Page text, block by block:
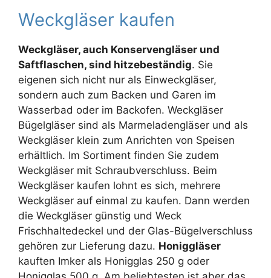
Weckgläser kaufen
Weckgläser, auch Konservengläser und
Saftflaschen, sind hitzebeständig. Sie
eigenen sich nicht nur als Einweckgläser,
sondern auch zum Backen und Garen im
Wasserbad oder im Backofen. Weckgläser
Bügelgläser sind als Marmeladengläser und als
Weckgläser klein zum Anrichten von Speisen
erhältlich. Im Sortiment finden Sie zudem
Weckgläser mit Schraubverschluss. Beim
Weckgläser kaufen lohnt es sich, mehrere
Weckgläser auf einmal zu kaufen. Dann werden
die Weckgläser günstig und Weck
Frischhaltedeckel und der Glas-Bügelverschluss
gehören zur Lieferung dazu. Honiggläser
kauften Imker als Honigglas 250 g oder